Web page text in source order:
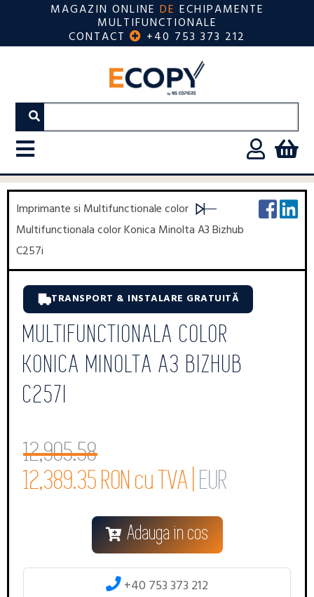
MAGAZIN ONLINE DE ECHIPAMENTE
MULTIFUNCTIONALE
CONTACT +40 753 373 212
Imprimante si Multifunctionale color
Multifunctionala color Konica Minolta A3 Bizhub
C257i
TRANSPORT & INSTALARE GRATUITĂ
MULTIFUNCTIONALA COLOR
KONICA MINOLTA A3 BIZHUB
C257I
12,905.58
12,389.35 RON cu TVA | EUR
Adauga in cos
+40 753 373 212